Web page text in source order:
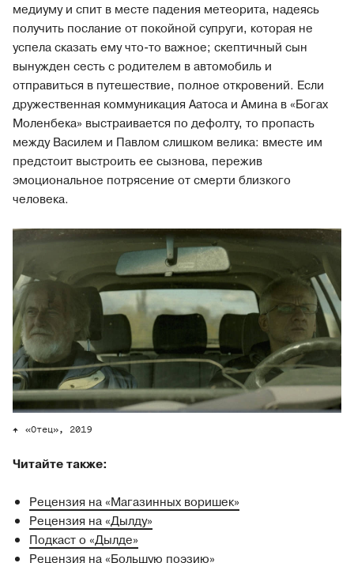
медиуму и спит в месте падения метеорита, надеясь
получить послание от покойной супруги, которая не
успела сказать ему что-то важное; скептичный сын
вынужден сесть с родителем в автомобиль и
отправиться в путешествие, полное откровений. Если
дружественная коммуникация Аатоса и Амина в «Богах
Моленбека» выстраивается по дефолту, то пропасть
между Василем и Павлом слишком велика: вместе им
предстоит выстроить ее сызнова, пережив
эмоциональное потрясение от смерти близкого
человека.
«Отец», 2019
Читайте также:
Рецензия на «Магазинных воришек»
Рецензия на «Дылду»
Подкаст о «Дылде»